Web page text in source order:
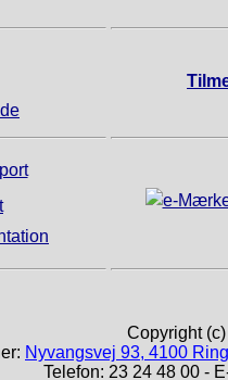
Copyright
Nyvangsvej 93, 4100
Telefon: 23 24 48 00 -